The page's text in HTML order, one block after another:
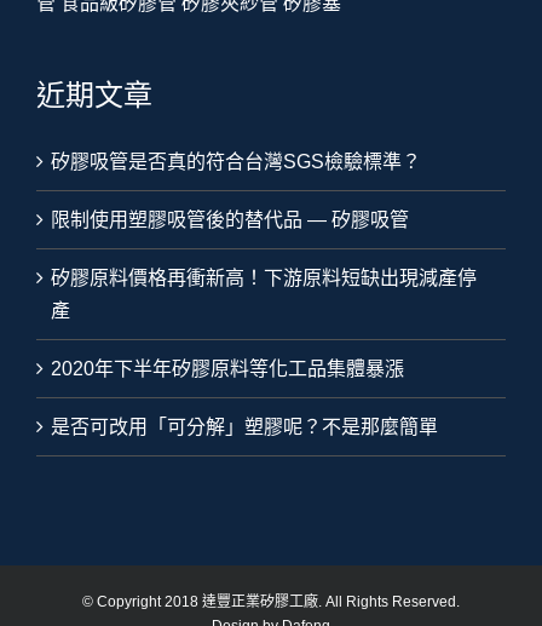
近期文章
矽膠吸管是否真的符合台灣SGS檢驗標準？
限制使用塑膠吸管後的替代品 — 矽膠吸管
矽膠原料價格再衝新高！下游原料短缺出現減產停
產
2020年下半年矽膠原料等化工品集體暴漲
是否可改用「可分解」塑膠呢？不是那麼簡單
© Copyright 2018 達豐正業矽膠工廠. All Rights Reserved.